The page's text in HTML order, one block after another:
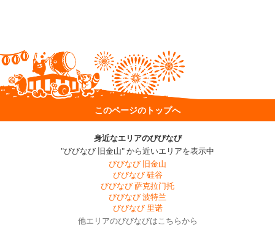
このページのトップへ
身近なエリアのびびなび
"びびなび 旧金山" から近いエリアを表示中
びびなび 旧金山
びびなび 硅谷
びびなび 萨克拉门托
びびなび 波特兰
びびなび 里诺
他エリアのびびなびはこちらから